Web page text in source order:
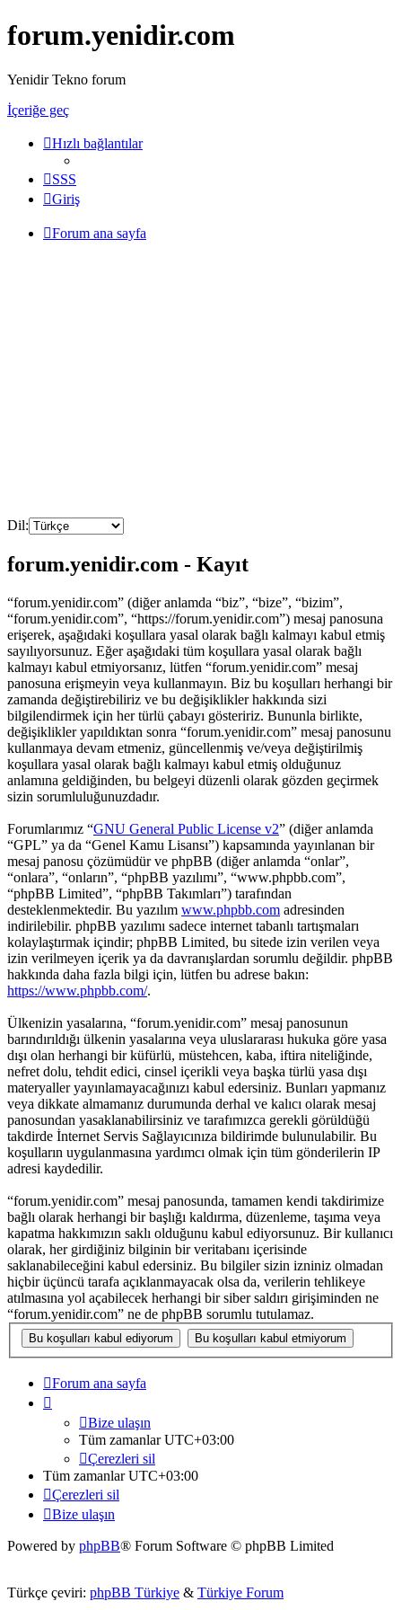
forum.yenidir.com
Yenidir Tekno forum
İçeriğe geç
Hızlı bağlantılar
SSS
Giriş
Forum ana sayfa
Dil:
forum.yenidir.com - Kayıt
“forum.yenidir.com” (diğer anlamda “biz”, “bize”, “bizim”,
“forum.yenidir.com”, “https://forum.yenidir.com”) mesaj panosuna
erişerek, aşağıdaki koşullara yasal olarak bağlı kalmayı kabul etmiş
sayılıyorsunuz. Eğer aşağıdaki tüm koşullara yasal olarak bağlı
kalmayı kabul etmiyorsanız, lütfen “forum.yenidir.com” mesaj
panosuna erişmeyin veya kullanmayın. Biz bu koşulları herhangi bir
zamanda değiştirebiliriz ve bu değişiklikler hakkında sizi
bilgilendirmek için her türlü çabayı gösteririz. Bununla birlikte,
değişiklikler yapıldıktan sonra “forum.yenidir.com” mesaj panosunu
kullanmaya devam etmeniz, güncellenmiş ve/veya değiştirilmiş
koşullara yasal olarak bağlı kalmayı kabul etmiş olduğunuz
anlamına geldiğinden, bu belgeyi düzenli olarak gözden geçirmek
sizin sorumluluğunuzdadır.
Forumlarımız “GNU General Public License v2” (diğer anlamda
“GPL” ya da “Genel Kamu Lisansı”) kapsamında yayınlanan bir
mesaj panosu çözümüdür ve phpBB (diğer anlamda “onlar”,
“onlara”, “onların”, “phpBB yazılımı”, “www.phpbb.com”,
“phpBB Limited”, “phpBB Takımları”) tarafından
desteklenmektedir. Bu yazılım www.phpbb.com adresinden
indirilebilir. phpBB yazılımı sadece internet tabanlı tartışmaları
kolaylaştırmak içindir; phpBB Limited, bu sitede izin verilen veya
izin verilmeyen içerik ya da davranışlardan sorumlu değildir. phpBB
hakkında daha fazla bilgi için, lütfen bu adrese bakın:
https://www.phpbb.com/.
Ülkenizin yasalarına, “forum.yenidir.com” mesaj panosunun
barındırıldığı ülkenin yasalarına veya uluslararası hukuka göre yasa
dışı olan herhangi bir küfürlü, müstehcen, kaba, iftira niteliğinde,
nefret dolu, tehdit edici, cinsel içerikli veya başka türlü yasa dışı
materyaller yayınlamayacağınızı kabul edersiniz. Bunları yapmanız
veya dikkate almamanız durumunda derhal ve kalıcı olarak mesaj
panosundan yasaklanabilirsiniz ve tarafımızca gerekli görüldüğü
takdirde İnternet Servis Sağlayıcınıza bildirimde bulunulabilir. Bu
koşulların uygulanmasına yardımcı olmak için tüm gönderilerin IP
adresi kaydedilir.
“forum.yenidir.com” mesaj panosunda, tamamen kendi takdirimize
bağlı olarak herhangi bir başlığı kaldırma, düzenleme, taşıma veya
kapatma hakkımızın saklı olduğunu kabul ediyorsunuz. Bir kullanıcı
olarak, her girdiğiniz bilginin bir veritabanı içerisinde
saklanabileceğini kabul edersiniz. Bu bilgiler sizin izniniz olmadan
hiçbir üçüncü tarafa açıklanmayacak olsa da, verilerin tehlikeye
atılmasına yol açabilecek herhangi bir siber saldırı girişiminden ne
“forum.yenidir.com” ne de phpBB sorumlu tutulamaz.
Forum ana sayfa
Bize ulaşın
Tüm zamanlarUTC+03:00
Çerezleri sil
Tüm zamanlarUTC+03:00
Çerezleri sil
Bize ulaşın
Powered by phpBB® Forum Software © phpBB Limited
Türkçe çeviri: phpBB Türkiye & Türkiye Forum